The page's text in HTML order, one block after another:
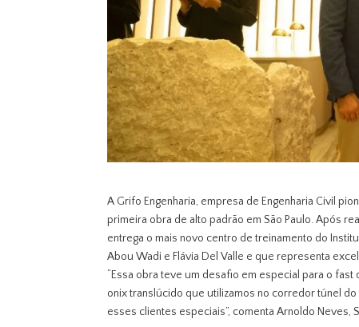
A Grifo Engenharia, empresa de Engenharia Civil
primeira obra de alto padrão em São Paulo. Após
entrega o mais novo centro de treinamento do
Abou Wadi e Flávia Del Valle e que representa
“Essa obra teve um desafio em especial para o
onix translúcido que utilizamos no corredor túnel
esses clientes especiais”, comenta Arnoldo Neves,